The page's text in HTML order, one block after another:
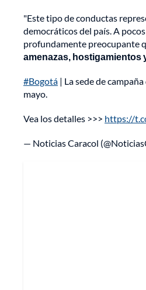
"Este tipo de conductas
democráticos del país. A
profundamente preocupante
amenazas, hostigamientos
#Bogotá | La sede de
mayo.
Vea los detalles >>> https://
— Noticias Caracol